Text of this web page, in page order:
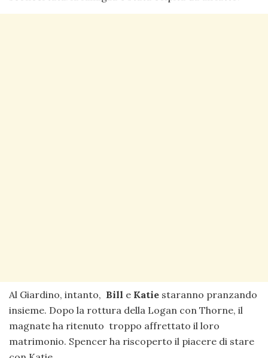
Al Giardino, intanto, Bill e Katie staranno pranzando
insieme. Dopo la rottura della Logan con Thorne, il
magnate ha ritenuto troppo affrettato il loro
matrimonio. Spencer ha riscoperto il piacere di stare